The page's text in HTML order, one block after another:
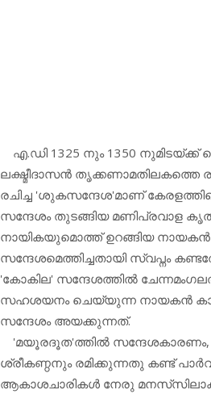
എ.ഡി 1325 നും 1350 നുമിടയ്ക്ക്
ലക്ഷ്മീദാസന്‍ തൃക്കണാമതിലകത്തെ
രചിച്ച 'ശുകസന്ദേശ'മാണ്
സന്ദേശം തുടങ്ങിയ മണിപ്രവാള
നായികയുമൊത്ത് ഉറങ്ങിയ നായകന്‍
സന്ദേശമെത്തിച്ചതായി സ്വപ്നം
'കോകില' സന്ദേശത്തില്‍
സഹശയനം ചെയ്യുന്ന നായകന്‍
സന്ദേശം അയക്കുന്നത്.
'മയൂരദൂത'ത്തില്‍ സന്ദേശകാരണം,
ശ്രീകണ്ഠനും രമിക്കുന്നതു കണ്ട്
ആകാശചാരികള്‍ നേരു